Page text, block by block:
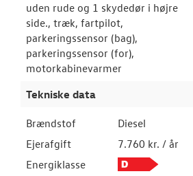
uden rude og 1 skydedør i højre
side., træk, fartpilot,
parkeringssensor (bag),
parkeringssensor (for),
motorkabinevarmer
Tekniske data
Brændstof
Diesel
Ejerafgift
7.760 kr. / år
Energiklasse